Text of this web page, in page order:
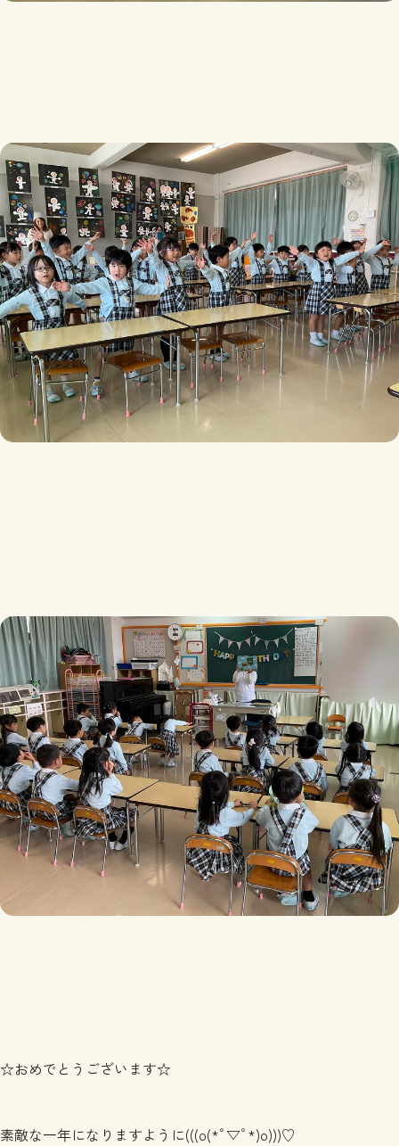
☆おめでとうございます☆
素敵な一年になりますように(((o(*ﾟ▽ﾟ*)o)))♡